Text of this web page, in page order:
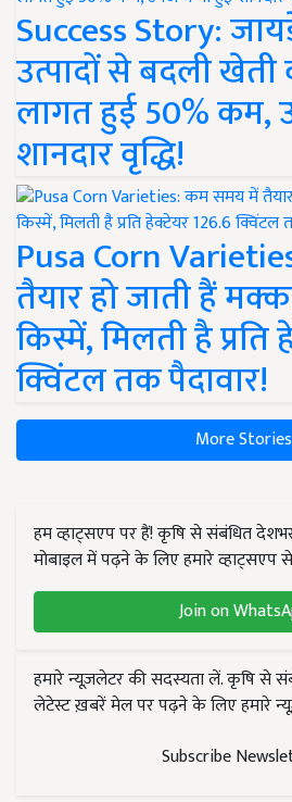
Success Story:
उत्पादों से बदली खेती
लागत हुई 50% कम,
शानदार वृद्धि!
Pusa Corn
तैयार हो जाती हैं
किस्में, मिलती है प्रति
क्विंटल तक पैदावार!
More Stories
हम व्हाट्सएप पर हैं! कृषि से संबंधित
मोबाइल में पढ़ने के लिए हमारे व्हाट्सएप
Join on
हमारे न्यूज़लेटर की सदस्यता लें. कृषि से
लेटेस्ट ख़बरें मेल पर पढ़ने के लिए हमारे
Subscribe